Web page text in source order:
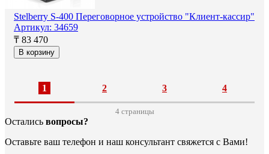
Stelberry S-400 Переговорное устройство "Клиент-кассир"
Артикул: 34659
₸ 83 470
В корзину
1 2 3 4
4 cтраницы
Остались вопросы?
Оставьте ваш телефон и наш консультант свяжется с Вами!